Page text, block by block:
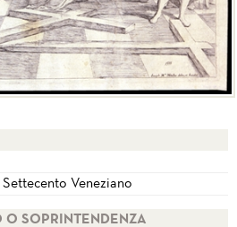
Veneziano
O SOPRINTENDENZA